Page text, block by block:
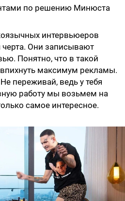
по решению Минюста
интервьюеров
черта. Они записывают
Понятно, что в такой
максимум рекламы.
переживай, ведь у тебя
работу мы возьмем на
самое интересное.